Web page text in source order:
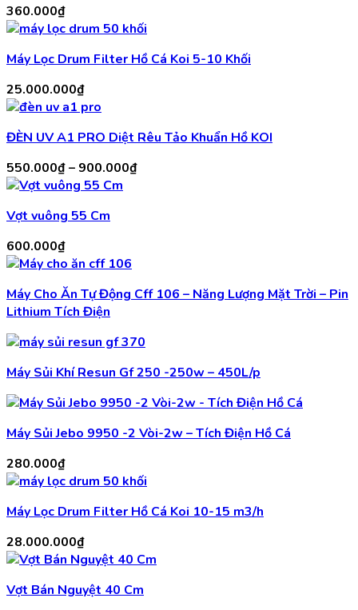
360.000₫
Máy Lọc Drum Filter Hồ Cá Koi 5-10 Khối
25.000.000₫
ĐÈN UV A1 PRO Diệt Rêu Tảo Khuẩn Hồ KOI
550.000₫– 900.000₫Khoảng
Vợt vuông 55 Cm
600.000₫
Máy Cho Ăn Tự Động Cff 106 – Năng Lượng Mặt Trời – Pin
Lithium Tích Điện
Máy Sủi Khí Resun Gf 250 -250w – 450L/p
Máy Sủi Jebo 9950 -2 Vòi-2w – Tích Điện Hồ Cá
280.000₫
Máy Lọc Drum Filter Hồ Cá Koi 10-15 m3/h
28.000.000₫
Vợt Bán Nguyệt 40 Cm